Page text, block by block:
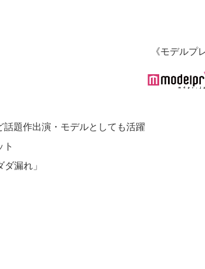
《モデルプ
話題作出演・モデルとしても活躍
ト
漏れ」